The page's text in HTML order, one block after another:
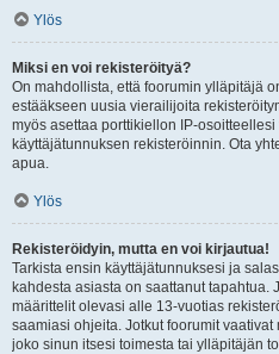
Ylös
Miksi en voi rekisteröityä?
On mahdollista, että foorumin ylläpitäjä
estääkseen uusia vierailijoita
myös asettaa porttikiellon IP-
käyttäjätunnuksen rekisteröinnin. Ota
apua.
Ylös
Rekisteröidyin, mutta en voi kirjautua!
Tarkista ensin käyttäjätunnuksesi ja
kahdesta asiasta on saattanut tapahtua.
määrittelit olevasi alle 13-vuotias
saamiasi ohjeita. Jotkut foorumit
joko sinun itsesi toimesta tai ylläpitäjän